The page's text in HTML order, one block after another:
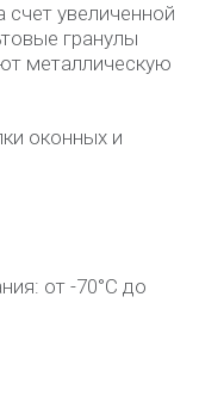
увеличенной
гранулы
металлическую
оконных и
от -70°С до